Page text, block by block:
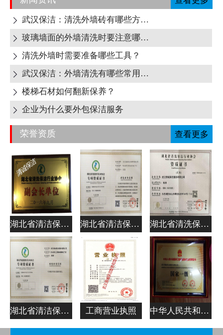

武汉保洁：清洗外墙砖有哪些方式呢?

玻璃墙面的外墙清洗时要注意哪些地方呢?
 清洗外墙时需要准备哪些工具？

武汉保洁：外墙清洗有哪些常用清洁剂？
 楼梯石材如何翻新保养？
 企业为什么要外包保洁服务
荣誉资质 查看更多
湖北省清洁保洁行业协会副会长单位 湖北省清洁保洁行业协会专项资质证书 湖北省清洗保洁行业协会资质证书
湖北省清洁保洁行业协会专项资质证书 工商营业执照 中华人民共和国清洁服务企业资质证书